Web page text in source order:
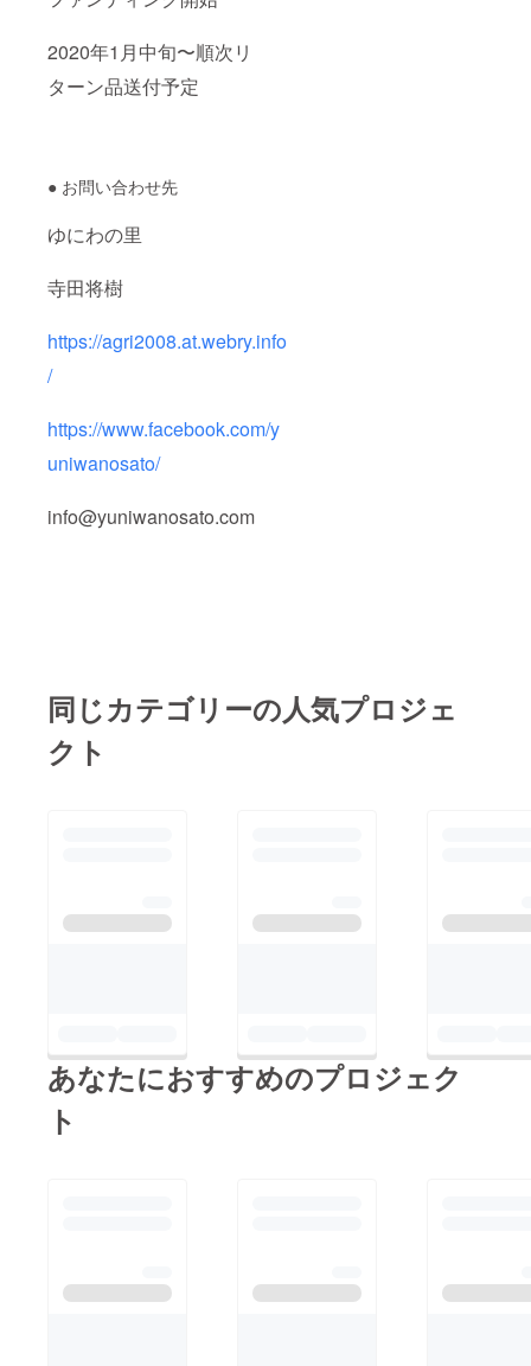
2020年1月中旬〜順次リ
ターン品送付予定
● お問い合わせ先
ゆにわの里
寺田将樹
https://agri2008.at.webry.info
/
https://www.facebook.com/y
uniwanosato/
info@yuniwanosato.com
同じカテゴリーの人気プロジェ
クト
あなたにおすすめのプロジェク
ト